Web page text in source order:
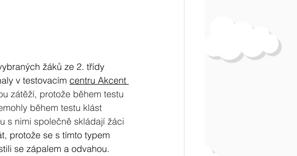
žáků ze 2. třídy
v testovacím centru Akcent
zátěží, protože během testu
během testu klást
s nimi společně skládají žáci
protože se s tímto typem
se zápalem a odvahou.